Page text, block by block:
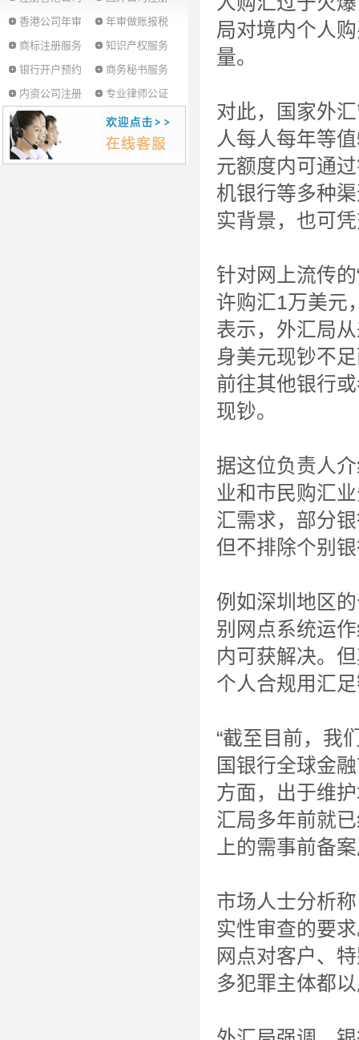
香港公司年审
年审做账报税
商标注册服务
知识产权服务
银行开户预约
商务秘书服务
内资公司注册
专业律师公证
局对境内个人
量。
对此，国家外
人每人每年等
元额度内可通
机银行等多种
实背景，也可
针对网上流传
许购汇1万美元
表示，外汇局
身美元现钞不
前往其他银行
现钞。
据这位负责人
业和市民购汇
汇需求，部分
但不排除个别
例如深圳地区
别网点系统运
内可获解决。
个人合规用汇
“截至目前，我
国银行全球金
方面，出于维
汇局多年前就
上的需事前备
市场人士分析
实性审查的要
网点对客户、
多犯罪主体都